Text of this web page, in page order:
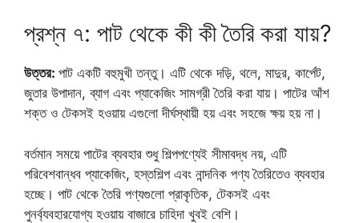
প্রশ্ন ৭: পাট থেকে কী কী তৈরি করা যায়?
উত্তর: পাট একটি বহুমুখী তন্তু। এটি থেকে দড়ি, থলে, মাদুর, কার্পেট,
জুতার উপাদান, ব্যাগ এবং প্যাকেজিং সামগ্রী তৈরি করা যায়। পাটের আঁশ
শক্ত ও টেকসই হওয়ায় এগুলো দীর্ঘস্থায়ী হয় এবং সহজে ক্ষয় হয় না।
বর্তমান সময়ে পাটের ব্যবহার শুধু শিল্পপণ্যেই সীমাবদ্ধ নয়, এটি
পরিবেশবান্ধব প্যাকেজিং, হস্তশিল্প এবং নান্দনিক পণ্য তৈরিতেও ব্যবহার
হচ্ছে। পাট থেকে তৈরি পণ্যগুলো প্রাকৃতিক, টেকসই এবং
পুনর্ব্যবহারযোগ্য হওয়ায় বাজারে চাহিদা খুবই বেশি।